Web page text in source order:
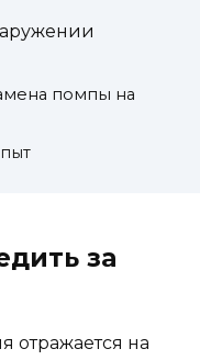
помпы на
за
отражается на